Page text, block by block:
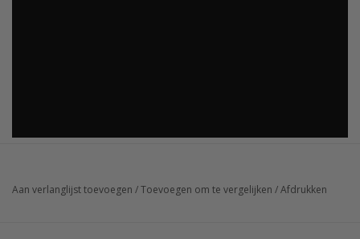
Aan verlanglijst toevoegen /Toevoegen om te vergelijken /Afdrukken